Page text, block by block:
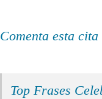
Comenta esta
Top Frases